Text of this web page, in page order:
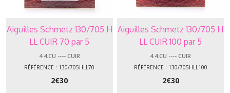
Aiguilles Schmetz 130/705 H
LL CUIR 70 par 5
4.4.CU ---- CUIR
RÉFÉRENCE : 130/705HLL70
2€30
Aiguilles Schmetz 130/705 H
LL CUIR 100 par 5
4.4.CU ---- CUIR
RÉFÉRENCE : 130/705HLL100
2€30